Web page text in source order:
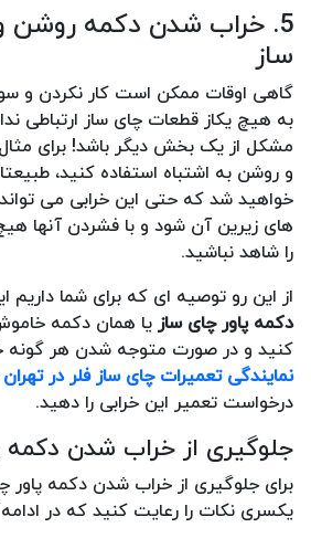
5. خراب شدن دکمه
ساز
گاهی اوقات ممکن است کار نکردن و
به هیچ یکاز قطعات چای ساز ارتباطی
مشکل از یک بخش دیگر باشد! برای
و روشن به اشتباه استفاده کنید،
خواهید شد که حتی این خرابی می
های زیرین آن شود و با فشردن آنها
را شاهد نباشید.
از این رو توصیه ای که برای شما
دکمه پاور چای سازیا همان دکمه
کنید و در صورت متوجه شدن هر گونه
نمایندگی تعمیرات چای ساز فلر در تهران
درخواست تعمیر این خرابی را دهید.
جلوگیری از خراب شدن دکمه
برای جلوگیری از خراب شدن دکمه پاور
یکسری نکات را رعایت کنید که در ادامه